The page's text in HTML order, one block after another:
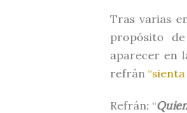
Tras varias
propósito
aparecer en
refrán
Refrán: “